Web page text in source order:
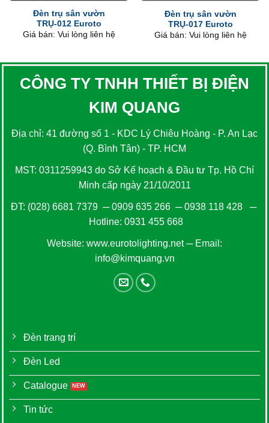
Đèn trụ sân vườn
TRỤ-012 Euroto
Giá bán: Vui lòng liên hệ
Đèn trụ sân vườn
TRỤ-017 Euroto
Giá bán: Vui lòng liên hệ
CÔNG TY TNHH THIẾT BỊ ĐIỆN
KIM QUANG
Địa chỉ: 41 đường số 1 - KDC Lý Chiêu Hoàng - P. An Lạc
(Q. Bình Tân) - TP. HCM
MST: 0311259943 do Sở Kế hoạch & Đầu tư Tp. Hồ Chí
Minh cấp ngày 21/10/2011
ĐT: (028) 6681 7379 ─0909 635 266─0938 118 428─
Hotline: 0931 455 668
Website: www.eurotolighting.net─ Email:
info@kimquang.vn
Đèn trang trí
Đèn Led
Catalogue
Tin tức